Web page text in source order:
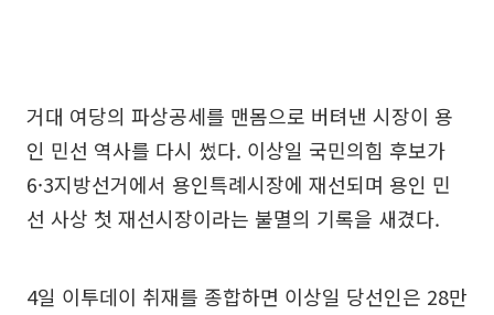
거대 여당의 파상공세를 맨몸으로 버텨낸 시장이 용
인 민선 역사를 다시 썼다. 이상일 국민의힘 후보가
6·3지방선거에서 용인특례시장에 재선되며 용인 민
선 사상 첫 재선시장이라는 불멸의 기록을 새겼다.
4일 이투데이 취재를 종합하면 이상일 당선인은 28만